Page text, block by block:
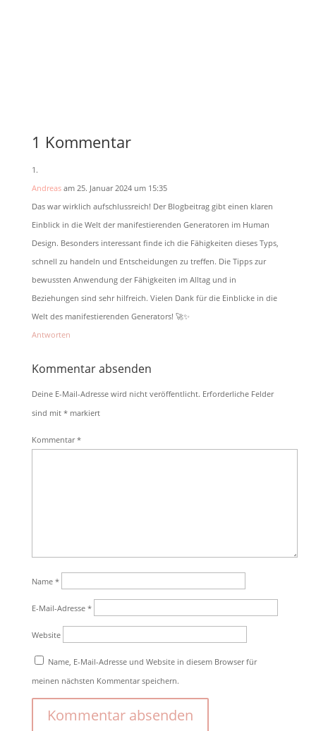
1 Kommentar
Andreas am 25. Januar 2024 um 15:35
Das war wirklich aufschlussreich! Der Blogbeitrag gibt einen klaren
Einblick in die Welt der manifestierenden Generatoren im Human
Design. Besonders interessant finde ich die Fähigkeiten dieses Typs,
schnell zu handeln und Entscheidungen zu treffen. Die Tipps zur
bewussten Anwendung der Fähigkeiten im Alltag und in
Beziehungen sind sehr hilfreich. Vielen Dank für die Einblicke in die
Welt des manifestierenden Generators! 🚀✨
Antworten
Kommentar absenden
Deine E-Mail-Adresse wird nicht veröffentlicht. Erforderliche Felder
sind mit *markiert
Kommentar*
Name *
E-Mail-Adresse *
Website
Name, E-Mail-Adresse und Website in diesem Browser für
meinen nächsten Kommentar speichern.